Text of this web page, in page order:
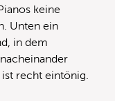
keine
Unten ein
in dem
recht eintönig.